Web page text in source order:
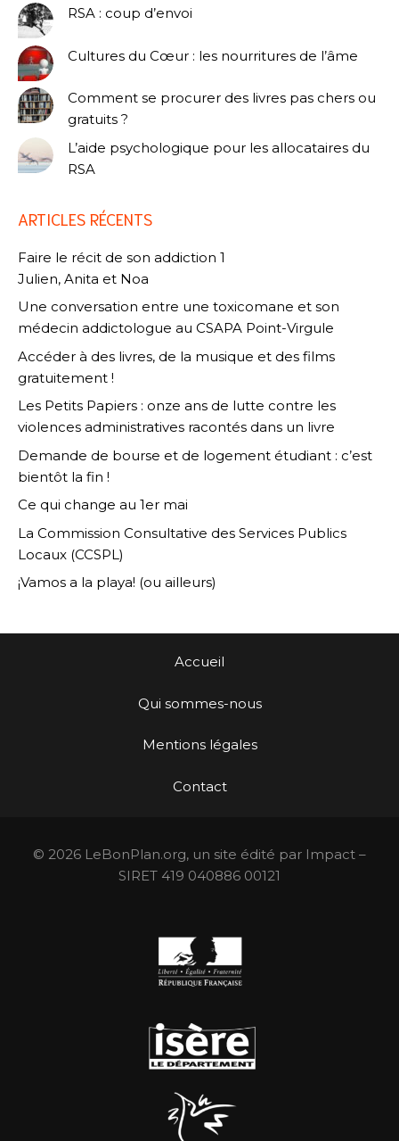
RSA : coup d’envoi
Cultures du Cœur : les nourritures de l’âme
Comment se procurer des livres pas chers ou
gratuits ?
L’aide psychologique pour les allocataires du
RSA
ARTICLES RÉCENTS
Faire le récit de son addiction 1
Julien, Anita et Noa
Une conversation entre une toxicomane et son
médecin addictologue au CSAPA Point-Virgule
Accéder à des livres, de la musique et des films
gratuitement !
Les Petits Papiers : onze ans de lutte contre les
violences administratives racontés dans un livre
Demande de bourse et de logement étudiant : c’est
bientôt la fin !
Ce qui change au 1er mai
La Commission Consultative des Services Publics
Locaux (CCSPL)
¡Vamos a la playa! (ou ailleurs)
Accueil
Qui sommes-nous
Mentions légales
Contact
© 2026 LeBonPlan.org, un site édité par Impact –
SIRET 419 040886 00121